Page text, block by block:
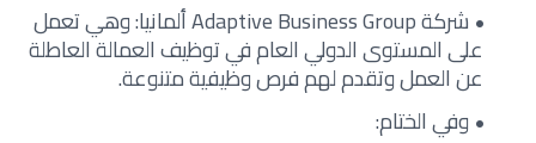
شركة Adaptive Business Group ألمانيا: وهي تعمل
على المستوى الدولي العام في توظيف العمالة العاطلة
عن العمل وتقدم لهم فرص وظيفية متنوعة.
وفي الختام: